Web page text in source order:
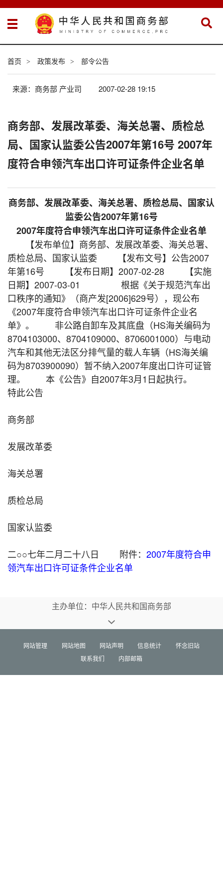
首页 > 政策发布 > 部令公告
来源：商务部 产业司 2007-02-28 19:15
商务部、发展改革委、海关总署、质检总
局、国家认监委公告2007年第16号 2007年
度符合申领汽车出口许可证条件企业名单
商务部、发展改革委、海关总署、质检总局、国家认
监委公告2007年第16号
2007年度符合申领汽车出口许可证条件企业名单
【发布单位】商务部、发展改革委、海关总署、
质检总局、国家认监委 【发布文号】公告2007
年第16号 【发布日期】2007-02-28 【实施
日期】2007-03-01 根据《关于规范汽车出
口秩序的通知》（商产发[2006]629号），现公布
《2007年度符合申领汽车出口许可证条件企业名
单》。 非公路自卸车及其底盘（HS海关编码为
8704103000、8704109000、8706001000）与电动
汽车和其他无法区分排气量的载人车辆（HS海关编
码为8703900090）暂不纳入2007年度出口许可证管
理。 本《公告》自2007年3月1日起执行。
特此公告
商务部
发展改革委
海关总署
质检总局
国家认监委
二○○七年二月二十八日 附件： 2007年度符合申
领汽车出口许可证条件企业名单
主办单位：中华人民共和国商务部
网站管理 网站地图 网站声明 信息统计
怀念旧站
联系我们
内部邮箱